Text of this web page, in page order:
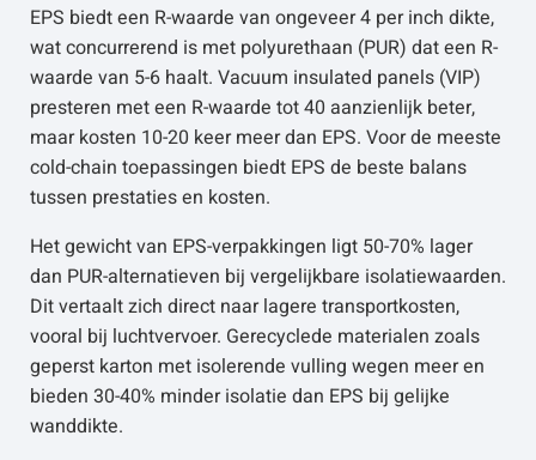
EPS biedt een R-waarde van ongeveer 4 per inch dikte,
wat concurrerend is met polyurethaan (PUR) dat een R-
waarde van 5-6 haalt. Vacuum insulated panels (VIP)
presteren met een R-waarde tot 40 aanzienlijk beter,
maar kosten 10-20 keer meer dan EPS. Voor de meeste
cold-chain toepassingen biedt EPS de beste balans
tussen prestaties en kosten.
Het gewicht van EPS-verpakkingen ligt 50-70% lager
dan PUR-alternatieven bij vergelijkbare isolatiewaarden.
Dit vertaalt zich direct naar lagere transportkosten,
vooral bij luchtvervoer. Gerecyclede materialen zoals
geperst karton met isolerende vulling wegen meer en
bieden 30-40% minder isolatie dan EPS bij gelijke
wanddikte.